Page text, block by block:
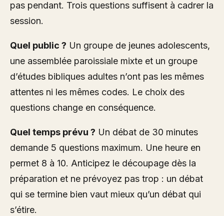
pas pendant. Trois questions suffisent à cadrer la
session.
Quel public ? Un groupe de jeunes adolescents,
une assemblée paroissiale mixte et un groupe
d’études bibliques adultes n’ont pas les mêmes
attentes ni les mêmes codes. Le choix des
questions change en conséquence.
Quel temps prévu ? Un débat de 30 minutes
demande 5 questions maximum. Une heure en
permet 8 à 10. Anticipez le découpage dès la
préparation et ne prévoyez pas trop : un débat
qui se termine bien vaut mieux qu’un débat qui
s’étire.